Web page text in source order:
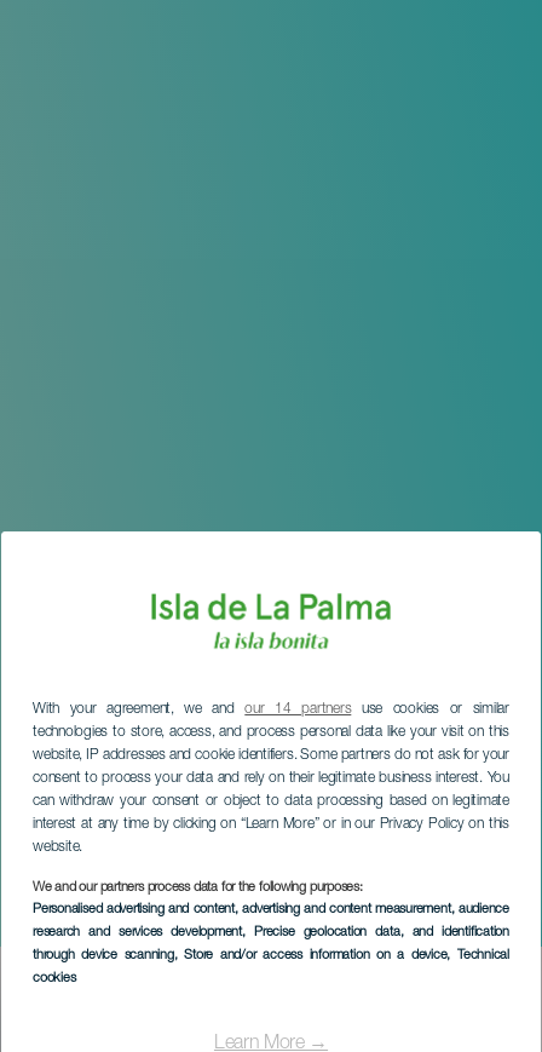
With your agreement, we andour 14 partnersuse cookies or similar
technologies to store, access, and process personal data like your visit on this
website, IP addresses and cookie identifiers. Some partners do not ask for your
consent to process your data and rely on their legitimate business interest. You
can withdraw your consent or object to data processing based on legitimate
interest at any time by clicking on “Learn More” or in our Privacy Policy on this
website.
We and our partners process data for the following purposes:
Personalised advertising and content, advertising and content measurement, audience
research and services development, Precise geolocation data, and identification
through device scanning, Store and/or access information on a device, Technical
cookies
Learn More →
Paula Gómez im Konzert
LA PALMA
Imagen